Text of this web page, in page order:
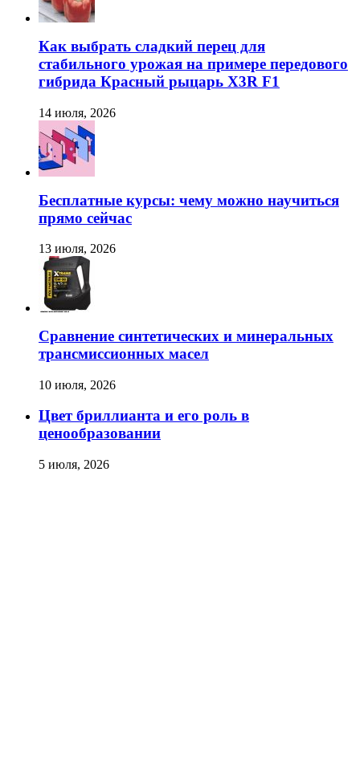
Как выбрать сладкий перец для
стабильного урожая на примере передового
гибрида Красный рыцарь X3R F1
14 июля, 2026
Бесплатные курсы: чему можно научиться
прямо сейчас
13 июля, 2026
Сравнение синтетических и минеральных
трансмиссионных масел
10 июля, 2026
Цвет бриллианта и его роль в
ценообразовании
5 июля, 2026